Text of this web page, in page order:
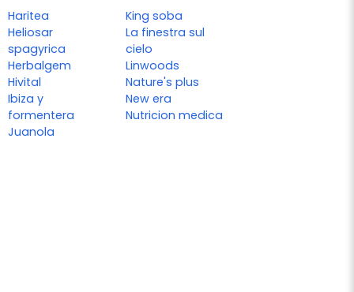
Haritea
Heliosar
spagyrica
Herbalgem
Hivital
Ibiza y
formentera
Juanola
King soba
La finestra sul
cielo
Linwoods
Nature's plus
New era
Nutricion medica